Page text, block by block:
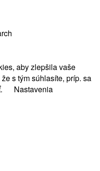
aby zlepšila vaše
s tým súhlasíte, príp. sa
Nastavenia